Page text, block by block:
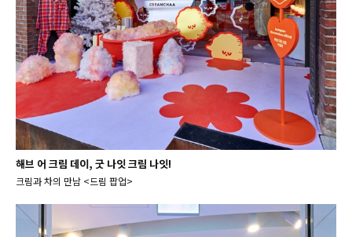
해브 어 크림 데이, 굿 나잇 크림 나잇!
크림과 차의 만남 <드림 팝업>